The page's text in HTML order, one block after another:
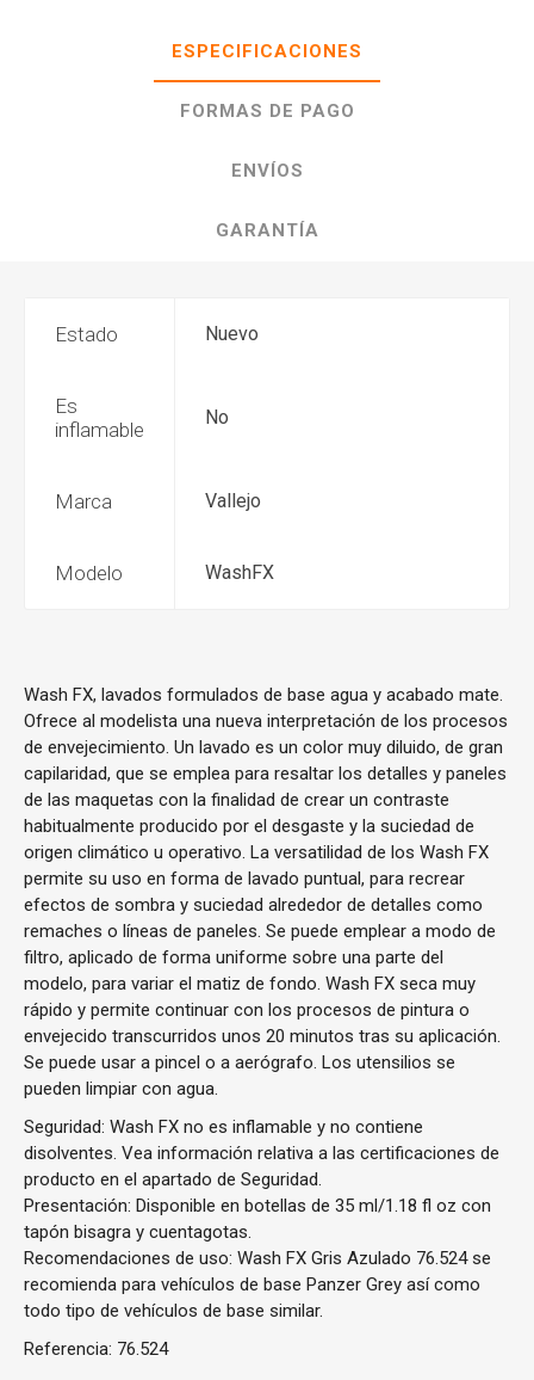
ESPECIFICACIONES
FORMAS DE PAGO
ENVÍOS
GARANTÍA
Estado Nuevo
Es
inflamable
No
Marca Vallejo
Modelo WashFX
Wash FX, lavados formulados de base agua y acabado mate.
Ofrece al modelista una nueva interpretación de los procesos
de envejecimiento. Un lavado es un color muy diluido, de gran
capilaridad, que se emplea para resaltar los detalles y paneles
de las maquetas con la finalidad de crear un contraste
habitualmente producido por el desgaste y la suciedad de
origen climático u operativo. La versatilidad de los Wash FX
permite su uso en forma de lavado puntual, para recrear
efectos de sombra y suciedad alrededor de detalles como
remaches o líneas de paneles. Se puede emplear a modo de
filtro, aplicado de forma uniforme sobre una parte del
modelo, para variar el matiz de fondo. Wash FX seca muy
rápido y permite continuar con los procesos de pintura o
envejecido transcurridos unos 20 minutos tras su aplicación.
Se puede usar a pincel o a aerógrafo. Los utensilios se
pueden limpiar con agua.
Seguridad: Wash FX no es inflamable y no contiene
disolventes. Vea información relativa a las certificaciones de
producto en el apartado de Seguridad.
Presentación: Disponible en botellas de 35 ml/1.18 fl oz con
tapón bisagra y cuentagotas.
Recomendaciones de uso: Wash FX Gris Azulado 76.524 se
recomienda para vehículos de base Panzer Grey así como
todo tipo de vehículos de base similar.
Referencia: 76.524